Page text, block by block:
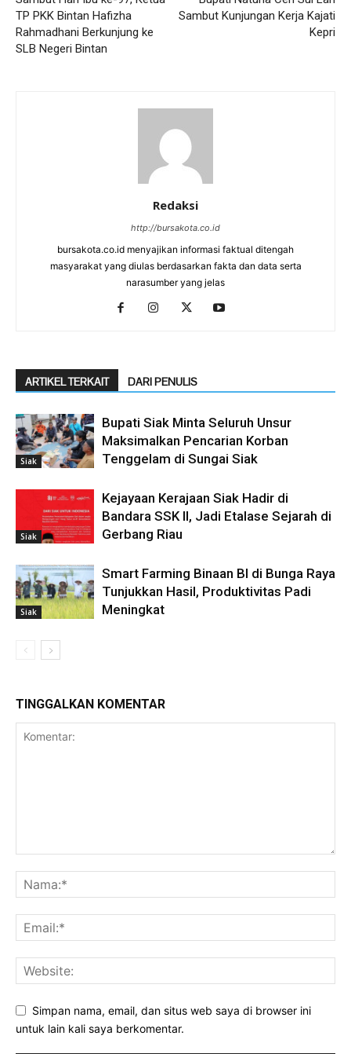
TP PKK Bintan Hafizha
Rahmadhani Berkunjung ke
SLB Negeri Bintan
Sambut Kunjungan Kerja Kajati
Kepri
Redaksi
http://bursakota.co.id
bursakota.co.id menyajikan informasi faktual ditengah
masyarakat yang diulas berdasarkan fakta dan data serta
narasumber yang jelas
ARTIKEL TERKAIT DARI PENULIS
Siak
Bupati Siak Minta Seluruh Unsur
Maksimalkan Pencarian Korban
Tenggelam di Sungai Siak
Siak
Kejayaan Kerajaan Siak Hadir di
Bandara SSK II, Jadi Etalase Sejarah di
Gerbang Riau
Siak
Smart Farming Binaan BI di Bunga Raya
Tunjukkan Hasil, Produktivitas Padi
Meningkat
TINGGALKAN KOMENTAR
Simpan nama, email, dan situs web saya di browser ini
untuk lain kali saya berkomentar.